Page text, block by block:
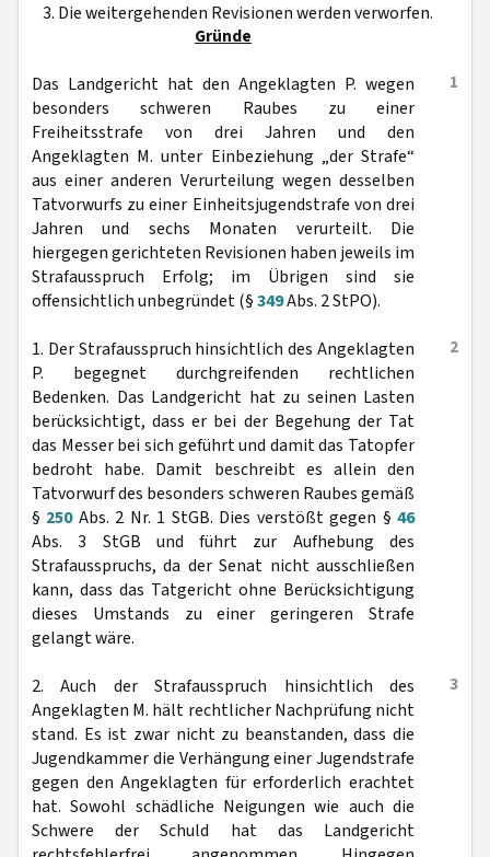
3. Die weitergehenden Revisionen werden verworfen.
Gründe
1
Das Landgericht hat den Angeklagten P. wegen
besonders schweren Raubes zu einer
Freiheitsstrafe von drei Jahren und den
Angeklagten M. unter Einbeziehung „der Strafe“
aus einer anderen Verurteilung wegen desselben
Tatvorwurfs zu einer Einheitsjugendstrafe von drei
Jahren und sechs Monaten verurteilt. Die
hiergegen gerichteten Revisionen haben jeweils im
Strafausspruch Erfolg; im Übrigen sind sie
offensichtlich unbegründet (§349Abs. 2 StPO).
2
1. Der Strafausspruch hinsichtlich des Angeklagten
P. begegnet durchgreifenden rechtlichen
Bedenken. Das Landgericht hat zu seinen Lasten
berücksichtigt, dass er bei der Begehung der Tat
das Messer bei sich geführt und damit das Tatopfer
bedroht habe. Damit beschreibt es allein den
Tatvorwurf des besonders schweren Raubes gemäß
§ 250Abs. 2 Nr. 1 StGB. Dies verstößt gegen §46
Abs. 3 StGB und führt zur Aufhebung des
Strafausspruchs, da der Senat nicht ausschließen
kann, dass das Tatgericht ohne Berücksichtigung
dieses Umstands zu einer geringeren Strafe
gelangt wäre.
3
2. Auch der Strafausspruch hinsichtlich des
Angeklagten M. hält rechtlicher Nachprüfung nicht
stand. Es ist zwar nicht zu beanstanden, dass die
Jugendkammer die Verhängung einer Jugendstrafe
gegen den Angeklagten für erforderlich erachtet
hat. Sowohl schädliche Neigungen wie auch die
Schwere der Schuld hat das Landgericht